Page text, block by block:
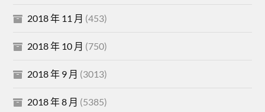
2018 年 11 月 (453)
2018 年 10 月 (750)
2018 年 9 月 (3013)
2018 年 8 月 (5385)